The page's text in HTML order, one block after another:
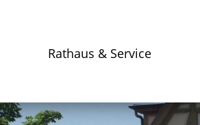
Rathaus & Service